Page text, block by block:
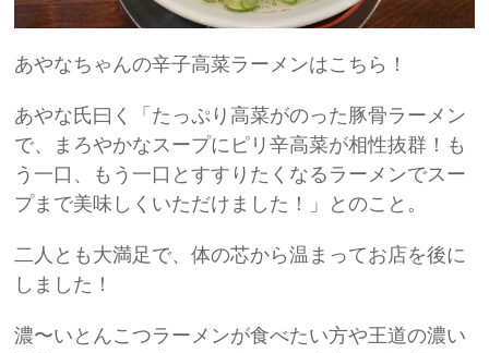
あやなちゃんの辛子高菜ラーメンはこちら！
あやな氏曰く「たっぷり高菜がのった豚骨ラーメン
で、まろやかなスープにピリ辛高菜が相性抜群！も
う一口、もう一口とすすりたくなるラーメンでスー
プまで美味しくいただけました！」とのこと。
二人とも大満足で、体の芯から温まってお店を後に
しました！
濃〜いとんこつラーメンが食べたい方や王道の濃い